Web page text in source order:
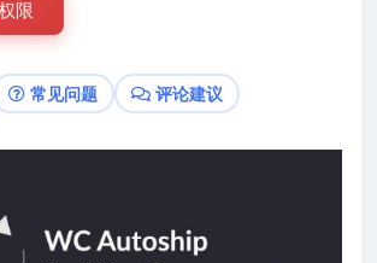
限
常见问题 评论建议